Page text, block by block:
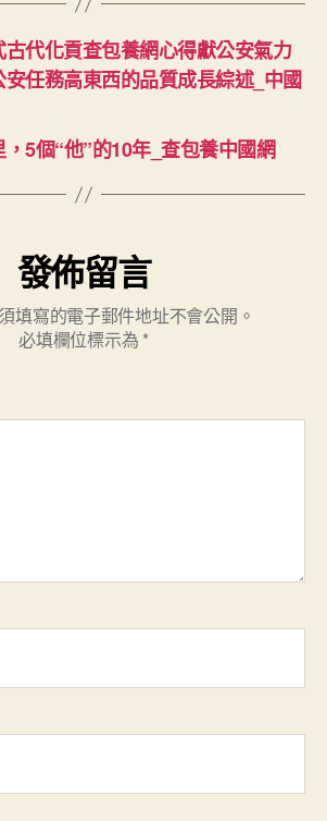
代化貢查包養網心得獻公安氣力
任務高東西的品質成長綜述_中國
5個“他”的10年_查包養中國網
發佈留言
填寫的電子郵件地址不會公開。
必填欄位標示為 *